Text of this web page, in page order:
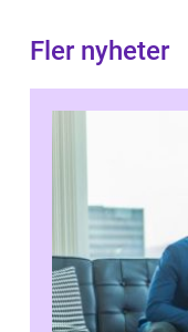
Fler nyheter